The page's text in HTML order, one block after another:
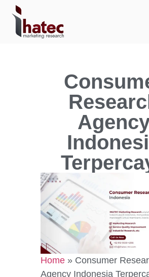
Home » Consumer
Agency Indonesia